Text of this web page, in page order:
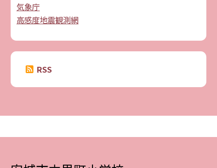
気象庁
高感度地震観測網
RSS